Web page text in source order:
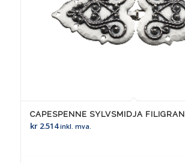
CAPESPENNE SYLVSMIDJA FILIGRAN
kr2.514 inkl. mva.